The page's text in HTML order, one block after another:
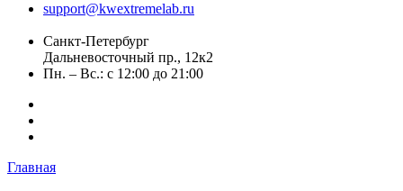
support@kwextremelab.ru
Санкт-Петербург
Дальневосточный пр., 12к2
Пн. – Вс.: с 12:00 до 21:00
Главная